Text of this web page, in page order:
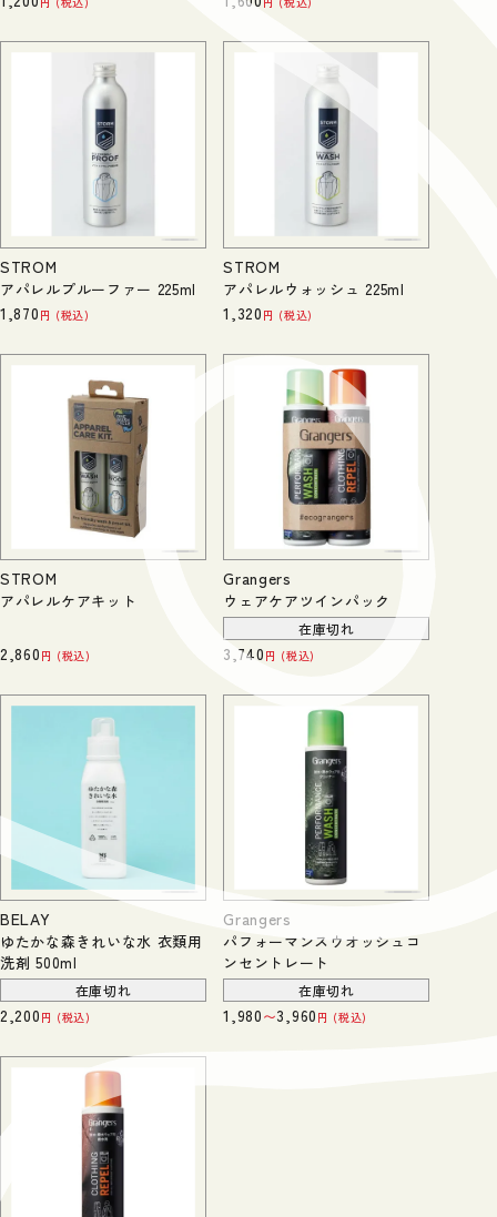
STROM
アパレルプルーファー 225ml
1,870 税込
STROM
アパレルウォッシュ 225ml
1,320 税込
STROM
アパレルケアキット
2,860 税込
Grangers
ウェアケアツインパック
在庫切れ
3,740 税込
BELAY
ゆたかな森きれいな水 衣類用
洗剤 500ml
在庫切れ
2,200 税込
Grangers
パフォーマンスウオッシュコ
ンセントレート
在庫切れ
1,980〜3,960 税込